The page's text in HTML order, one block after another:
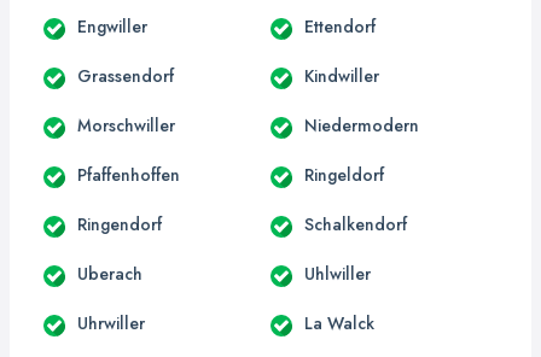
Engwiller Ettendorf
Grassendorf Kindwiller
Morschwiller Niedermodern
Pfaffenhoffen Ringeldorf
Ringendorf Schalkendorf
Uberach Uhlwiller
Uhrwiller La Walck